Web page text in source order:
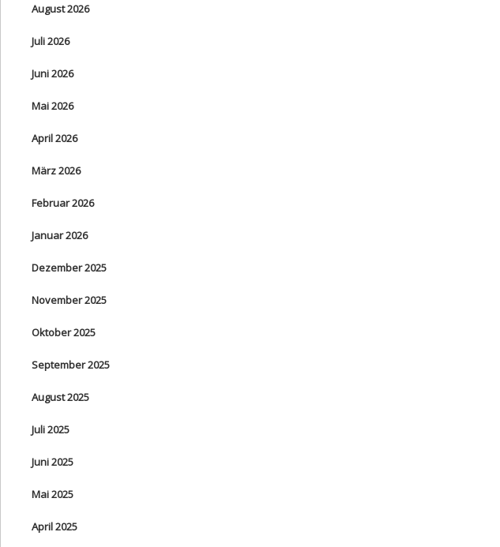
August 2026
Juli 2026
Juni 2026
Mai 2026
April 2026
März 2026
Februar 2026
Januar 2026
Dezember 2025
November 2025
Oktober 2025
September 2025
August 2025
Juli 2025
Juni 2025
Mai 2025
April 2025